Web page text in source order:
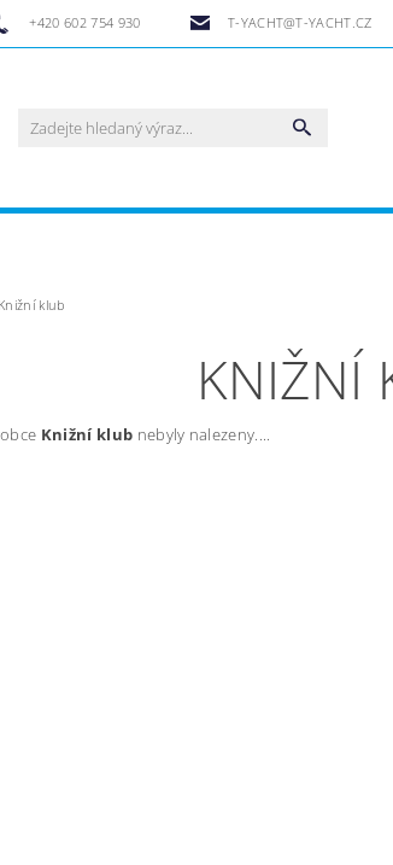
+420 602 754 930 T-YACHT@T-YACHT.CZ
Knižní klub
KNIŽNÍ
Knižní klub nebyly nalezeny....